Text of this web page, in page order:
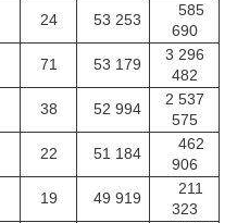
24 53 253
585
690
71 53 179
3 296
482
38 52 994
2 537
575
22 51 184
462
906
19 49 919
211
323